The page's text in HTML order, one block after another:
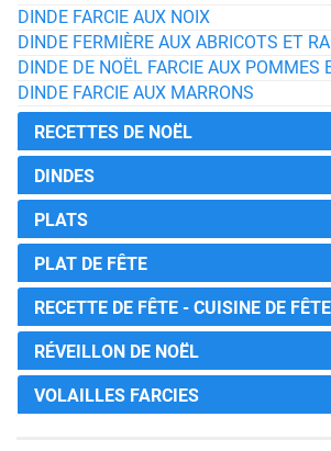
DINDE FARCIE AUX NOIX
DINDE FERMIÈRE AUX ABRICOTS ET
DINDE DE NOËL FARCIE AUX POMMES
DINDE FARCIE AUX MARRONS
RECETTES DE NOËL
DINDES
PLATS
PLAT DE FÊTE
RECETTE DE FÊTE - CUISINE DE FÊTE
RÉVEILLON DE NOËL
VOLAILLES FARCIES